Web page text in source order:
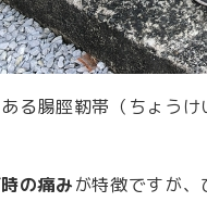
る腸脛靭帯（ちょう
の痛みが特徴ですが